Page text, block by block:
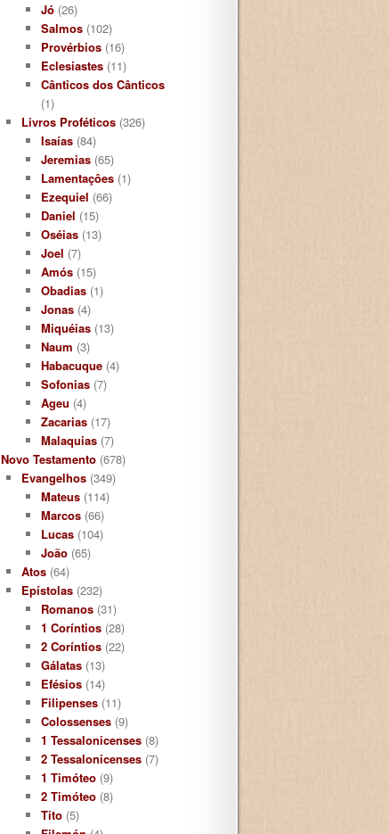
Jó (26)
Salmos (102)
Provérbios (16)
Eclesiastes (11)
Cânticos dos Cânticos
(1)
Livros Proféticos(326)
Isaías (84)
Jeremias (65)
Lamentaçôes (1)
Ezequiel (66)
Daniel (15)
Oséias (13)
Joel (7)
Amós (15)
Obadias (1)
Jonas (4)
Miquéias (13)
Naum (3)
Habacuque (4)
Sofonias (7)
Ageu (4)
Zacarias (17)
Malaquias (7)
Novo Testamento (678)
Evangelhos(349)
Mateus (114)
Marcos (66)
Lucas (104)
João (65)
Atos(64)
Epístolas(232)
Romanos (31)
1 Coríntios (28)
2 Coríntios (22)
Gálatas (13)
Efésios (14)
Filipenses (11)
Colossenses (9)
1 Tessalonicenses (8)
2 Tessalonicenses (7)
1 Timóteo (9)
2 Timóteo (8)
Tito (5)